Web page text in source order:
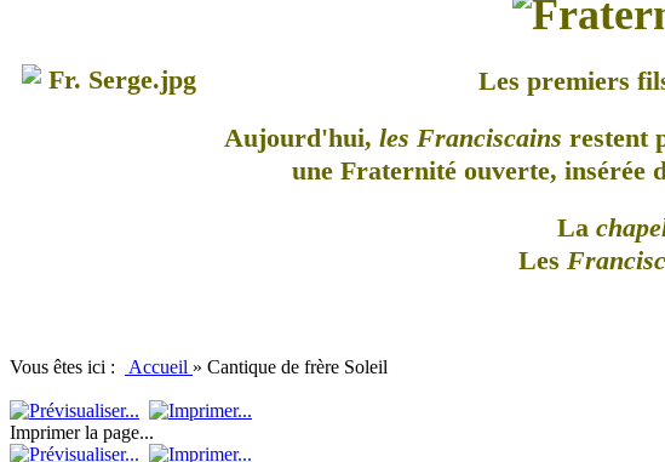
Les premiers
Aujourd'hui, les Franciscains restent
une Fraternité ouverte, insérée
La
Les
Vous êtes ici : Accueil » Cantique de frère Soleil
Imprimer la page...